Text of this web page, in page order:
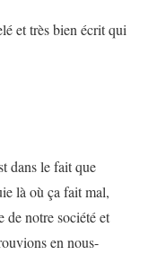
et très bien écrit qui
dans le fait que
là où ça fait mal,
de notre société et
en nous-